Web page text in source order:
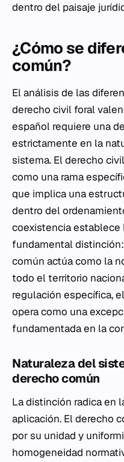
dentro del paisaje
¿Cómo se
común?
El análisis de las
derecho civil foral
español requiere una
estrictamente en la
sistema. El derecho
como una rama
que implica una
dentro del
coexistencia establece
fundamental
común actúa como la
todo el territorio
regulación específica,
opera como una
fundamentada en la
Naturaleza del
derecho común
La distinción radica en
aplicación. El derecho
por su unidad y
homogeneidad